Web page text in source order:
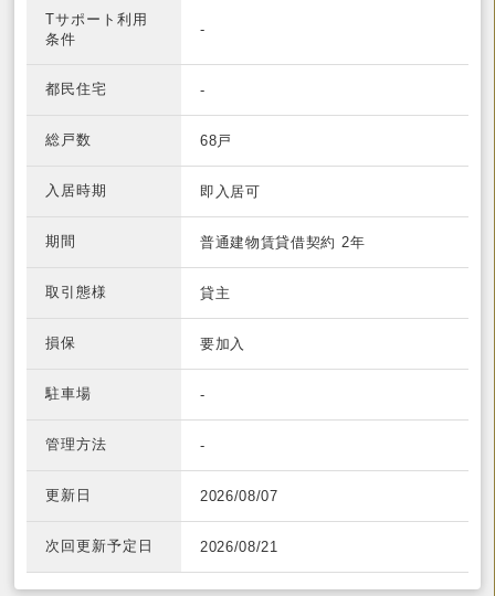
Tサポート利用
条件
-
都民住宅 -
総戸数 68戸
入居時期 即入居可
期間 普通建物賃貸借契約 2年
取引態様 貸主
損保 要加入
駐車場 -
管理方法 -
更新日 2026/08/07
次回更新予定日 2026/08/21